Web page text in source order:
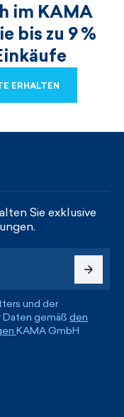
im KAMA
bis zu 9 %
ERHALTEN
Sie exklusive
und der
gemäß den
KAMA GmbH